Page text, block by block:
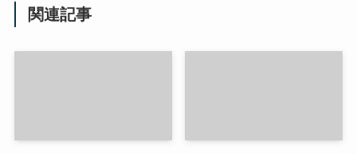
関連記事